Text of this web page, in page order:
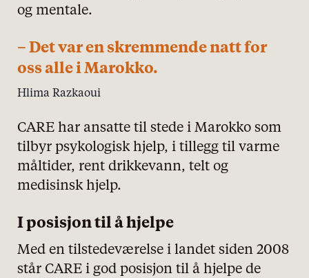
og mentale.
– Det var en skremmende natt for
oss alle i Marokko.
Hlima Razkaoui
CARE har ansatte til stede i Marokko som
tilbyr psykologisk hjelp, i tillegg til varme
måltider, rent drikkevann, telt og
medisinsk hjelp.
I posisjon til å hjelpe
Med en tilstedeværelse i landet siden 2008
står CARE i god posisjon til å hjelpe de